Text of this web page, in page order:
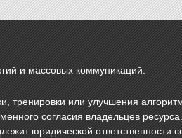
и массовых коммуникаций.
или улучшения
согласия владельцев
юридической ответственности